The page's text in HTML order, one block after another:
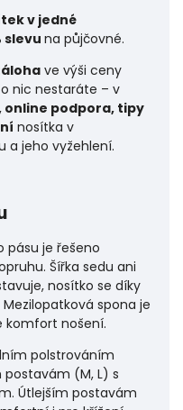
v jedné
slevu na půjčovné.
ve výši ceny
nic nestaráte – v
online podpora, tipy
nosítka v
a jeho vyžehlení.
pásu je řešeno
Šířka sedu ani
nosítko se díky
spona je
komfort nošení.
polstrováním
(M, L) s
Útlejším postavám